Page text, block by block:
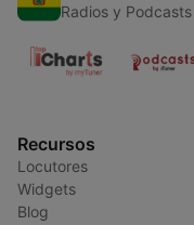
Radios y Podcasts
Recursos
Locutores
Widgets
Blog